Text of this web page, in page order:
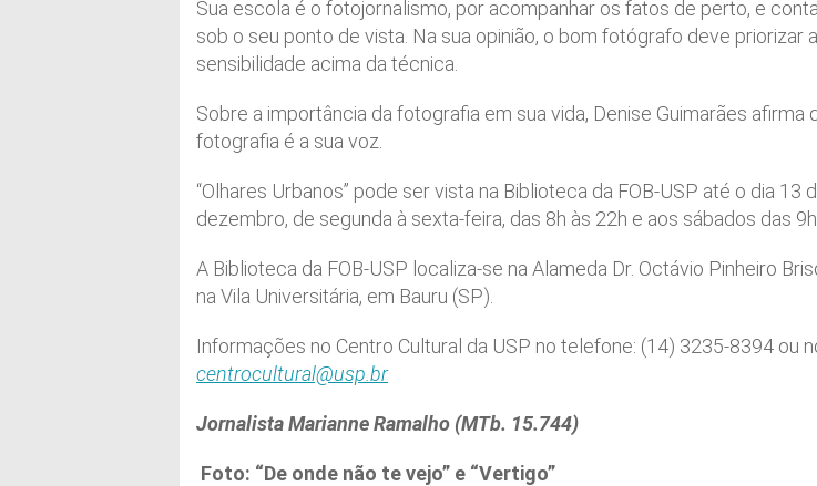
Sua escola é o fotojornalismo, por acompanhar os fatos de perto, e
sob o seu ponto de vista. Na sua opinião, o bom fotógrafo deve priorizar a
sensibilidade acima da técnica.
Sobre a importância da fotografia em sua vida, Denise Guimarães afirma
fotografia é a sua voz.
“Olhares Urbanos” pode ser vista na Biblioteca da FOB-USP até o dia 13
dezembro, de segunda à sexta-feira, das 8h às 22h e aos sábados das 9h
A Biblioteca da FOB-USP localiza-se na Alameda Dr. Octávio Pinheiro
na Vila Universitária, em Bauru (SP).
Informações no Centro Cultural da USP no telefone: (14) 3235-8394 ou
centrocultural@usp.br
Jornalista Marianne Ramalho (MTb. 15.744)
Foto: “De onde não te vejo” e “Vertigo”